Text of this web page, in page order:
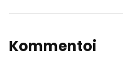
Kommentoi